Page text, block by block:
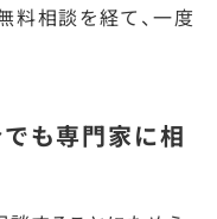
料相談を経て、一度
も専門家に相